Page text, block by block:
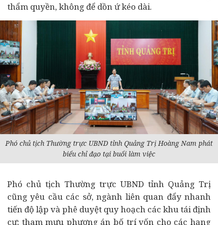
thẩm quyền, không để dồn ứ kéo dài.
Phó chủ tịch Thường trực UBND tỉnh Quảng Trị Hoàng Nam phát
biểu chỉ đạo tại buổi làm việc
Phó chủ tịch Thường trực UBND tỉnh Quảng Trị
cũng yêu cầu các sở, ngành liên quan đẩy nhanh
tiến độ lập và phê duyệt quy hoạch các khu tái định
cư; tham mưu phương án bố trí vốn cho các hạng